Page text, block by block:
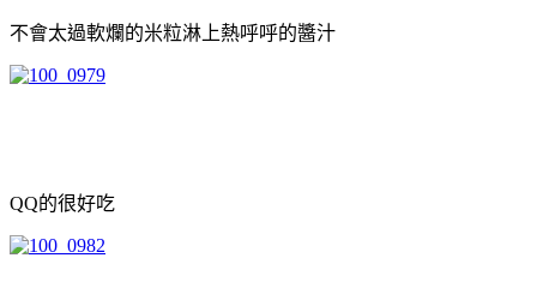
不會太過軟爛的米粒淋上熱呼呼的醬汁
QQ的很好吃